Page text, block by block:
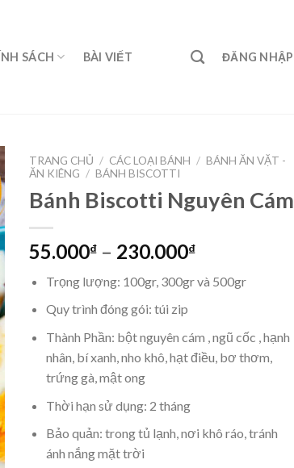
SÁCH BÀI VIẾT ĐĂNG NHẬP
TRANG CHỦ / CÁC LOẠI BÁNH / BÁNH ĂN VẶT -
ĂN KIÊNG / BÁNH BISCOTTI
Bánh Biscotti Nguyên Cám
55.000₫ – 230.000₫
Trọng lượng: 100gr, 300gr và 500gr
Quy trình đóng gói: túi zip
Thành Phần: bột nguyên cám , ngũ cốc , hạnh
nhân, bí xanh, nho khô, hạt điều, bơ thơm,
trứng gà, mật ong
Thời hạn sử dụng: 2 tháng
Bảo quản: trong tủ lạnh, nơi khô ráo, tránh
ánh nắng mặt trời